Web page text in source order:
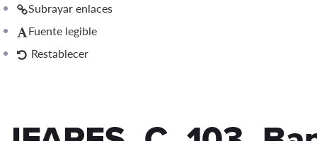
Subrayar enlaces
Fuente legible
Restablecer